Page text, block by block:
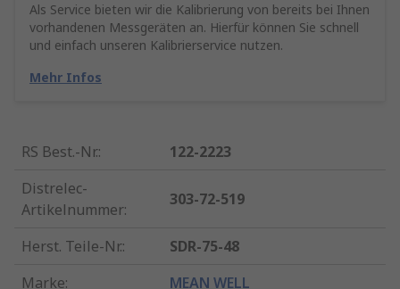
Als Service bieten wir die Kalibrierung von bereits bei Ihnen
vorhandenen Messgeräten an. Hierfür können Sie schnell
und einfach unseren Kalibrierservice nutzen.
Mehr Infos
RS Best.-Nr.:
122-2223
Distrelec-
Artikelnummer:
303-72-519
Herst. Teile-Nr.:
SDR-75-48
Marke: MEAN WELL